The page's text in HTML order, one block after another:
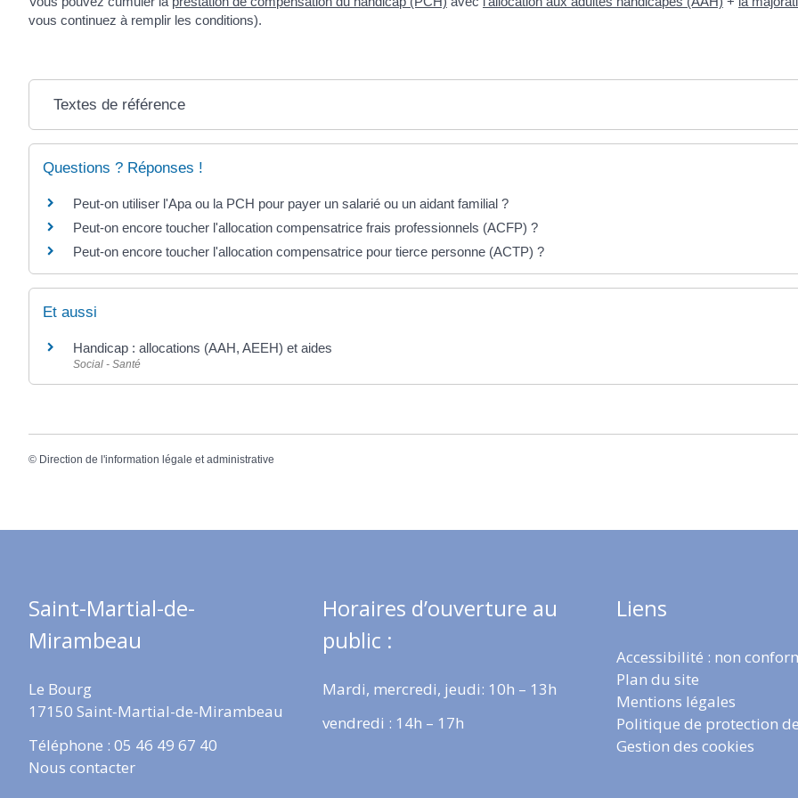
vous continuez à remplir les conditions).
Textes de référence
Questions ? Réponses !
Peut-on utiliser l'Apa ou la PCH pour payer un salarié ou un aidant familial ?
Peut-on encore toucher l'allocation compensatrice frais professionnels (ACFP) ?
Peut-on encore toucher l'allocation compensatrice pour tierce personne (ACTP) ?
Et aussi
Handicap : allocations (AAH, AEEH) et aides
Social - Santé
© Direction de l'information légale et administrative
Saint-Martial-de-
Mirambeau
Le Bourg
17150 Saint-Martial-de-Mirambeau
Téléphone : 05 46 49 67 40
Nous contacter
Horaires d’ouverture au
public :
Mardi, mercredi, jeudi: 10h – 13h
vendredi : 14h – 17h
Liens
Accessibilité : non
Plan du site
Mentions légales
Politique de protection
Gestion des cookies